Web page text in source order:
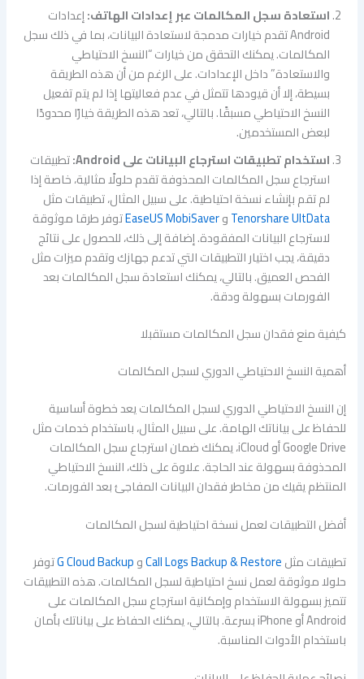
استعادة سجل المكالمات عبر إعدادات الهاتف:إعدادات
Android تقدم خيارات مدمجة لاستعادة البيانات، بما في ذلك سجل
المكالمات. يمكنك التحقق من خيارات “النسخ الاحتياطي
والاستعادة” داخل الإعدادات. على الرغم من أن هذه الطريقة
بسيطة، إلا أن قيودها تتمثل في عدم فعاليتها إذا لم يتم تفعيل
النسخ الاحتياطي مسبقًا. بالتالي، تعد هذه الطريقة خيارًا محدودًا
لبعض المستخدمين.
استخدام تطبيقات استرجاعالبيانات على Android:
تطبيقات
استرجاع سجل المكالمات المحذوفة تقدم حلولًا مثالية، خاصة إذا
لم تقم بإنشاء نسخة احتياطية. على سبيل المثال، تطبيقات مثل
Tenorshare UltDataوEaseUS MobiSaverتوفر طرقا موثوقة
لاسترجاع البيانات المفقودة. إضافة إلى ذلك، للحصول على نتائج
دقيقة، يجب اختيار التطبيقات التي تدعم جهازك وتقدم ميزات مثل
الفحص العميق. بالتالي، يمكنك استعادة سجل المكالمات بعد
الفورمات بسهولة ودقة.
كيفية منع فقدان سجل المكالمات مستقبلا
أهمية النسخ الاحتياطي الدوري لسجل المكالمات
إن النسخ الاحتياطي الدوري لسجل المكالمات يعد خطوة أساسية
للحفاظ على بياناتك الهامة. على سبيل المثال، باستخدام خدمات مثل
Google Drive أو iCloud، يمكنك ضمان استرجاع سجل المكالمات
المحذوفة بسهولة عند الحاجة. علاوة على ذلك، النسخ الاحتياطي
المنتظم يقيك من مخاطر فقدان البيانات المفاجئ بعد الفورمات.
أفضل التطبيقات لعمل نسخة احتياطية لسجل المكالمات
تطبيقات مثلCall Logs Backup & RestoreوG Cloud Backupتوفر
حلولا موثوقة لعمل نسخ احتياطية لسجل المكالمات. هذه التطبيقات
تتميز بسهولة الاستخدام وإمكانية استرجاع سجل المكالمات على
Android أو iPhone بسرعة. بالتالي، يمكنك الحفاظ على بياناتك بأمان
باستخدام الأدوات المناسبة.